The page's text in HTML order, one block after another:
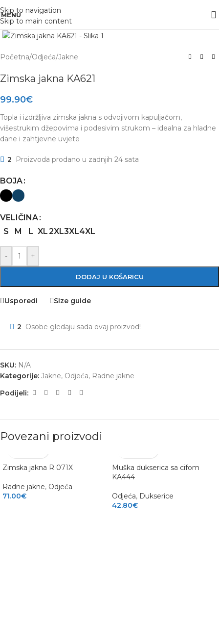
Skip to navigation
Skip to main content
MENU
Click to enlarge
Početna/Odjeća/Jakne
Zimska jakna KA621
99.90€
Topla i izdržljiva zimska jakna s odvojivom kapuljačom,
višestrukim džepovima i podesivim strukom – idealna za hladne
dane i zahtjevne uvjete
2 Proizvoda prodano u zadnjih 24 sata
BOJA
VELIČINA
S
M L XL2XL3XL4XL
- +
DODAJ U KOŠARICU
Usporedi Size guide
2 Osobe gledaju sada ovaj proizvod!
SKU: N/A
Kategorije: Jakne, Odjeća, Radne jakne
Podijeli:
Povezani proizvodi
Zimska jakna R 071X
Radne jakne, Odjeća
71.00€
Muška dukserica sa cifom
KA444
Odjeća, Dukserice
42.80€